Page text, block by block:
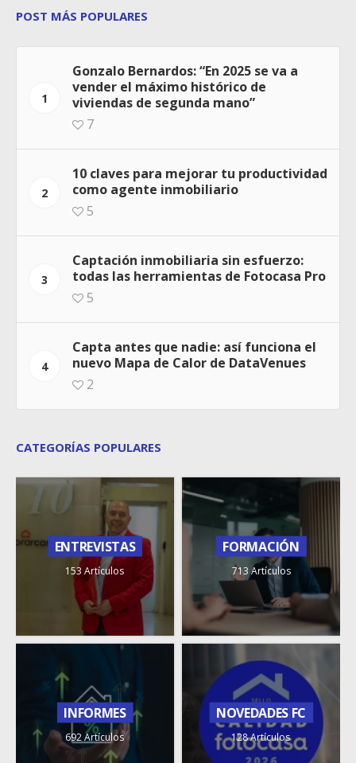
POST MÁS POPULARES
1
Gonzalo Bernardos: “En 2025 se va a
vender el máximo histórico de
viviendas de segunda mano”
7
2
10 claves para mejorar tu productividad
como agente inmobiliario
5
3
Captación inmobiliaria sin esfuerzo:
todas las herramientas de Fotocasa Pro
5
4
Capta antes que nadie: así funciona el
nuevo Mapa de Calor de DataVenues
2
CATEGORÍAS POPULARES
ENTREVISTAS
153 Artículos
FORMACIÓN
713 Artículos
INFORMES
692 Artículos
NOVEDADES FC
128 Artículos